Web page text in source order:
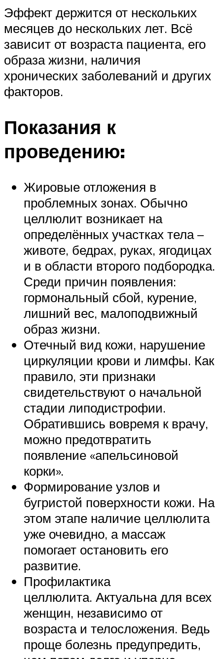
Эффект держится от нескольких
месяцев до нескольких лет. Всё
зависит от возраста пациента, его
образа жизни, наличия
хронических заболеваний и других
факторов.
Показания к
проведению:
Жировые отложения в
проблемных зонах. Обычно
целлюлит возникает на
определённых участках тела –
животе, бедрах, руках, ягодицах
и в области второго подбородка.
Среди причин появления:
гормональный сбой, курение,
лишний вес, малоподвижный
образ жизни.
Отечный вид кожи, нарушение
циркуляции крови и лимфы. Как
правило, эти признаки
свидетельствуют о начальной
стадии липодистрофии.
Обратившись вовремя к врачу,
можно предотвратить
появление «апельсиновой
корки».
Формирование узлов и
бугристой поверхности кожи. На
этом этапе наличие целлюлита
уже очевидно, а массаж
помогает остановить его
развитие.
Профилактика
целлюлита. Актуальна для всех
женщин, независимо от
возраста и телосложения. Ведь
проще болезнь предупредить,